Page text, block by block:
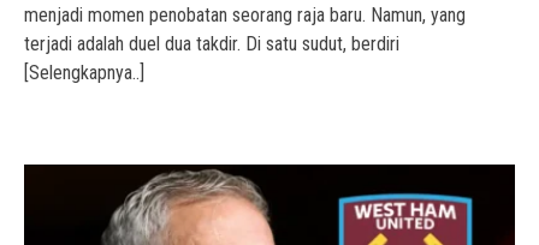
menjadi momen penobatan seorang raja baru. Namun, yang
terjadi adalah duel dua takdir. Di satu sudut, berdiri
[Selengkapnya..]